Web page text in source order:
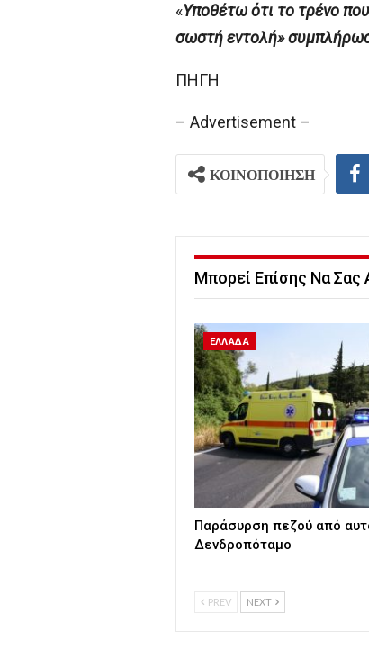
«Υποθέτω ότι το τρένο
σωστή εντολή»
ΠΗΓΗ
– Advertisement –
ΚΟΙΝΟΠΟΙΗΣΗ
Μπορεί Επίσης Να Σας
ΕΛΛΑΔΑ
Παράσυρση πεζού από
Δενδροπόταμο
PREV NEXT